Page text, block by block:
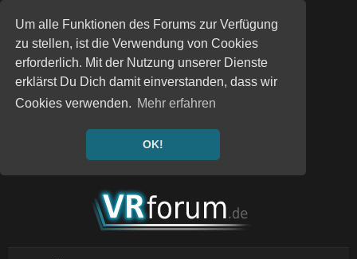
Um alle Funktionen des Forums zur Verfügung
zu stellen, ist die Verwendung von Cookies
erforderlich. Mit der Nutzung unserer Dienste
erklärst Du Dich damit einverstanden, dass wir
Cookies verwenden. Mehr erfahren
OK!